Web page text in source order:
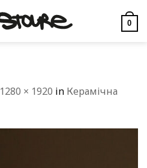
0
1280 × 1920 in Керамічна